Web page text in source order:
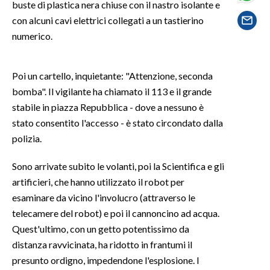
SPETTACOLI
SARDEGNA TURISMO
SARDI NEL MONDO
EVENTI
3 MINUTI CON
INSULARITÀ
buste di plastica nera chiuse con il nastro isolante e
con alcuni cavi elettrici collegati a un tastierino
numerico.
Poi un cartello, inquietante: "Attenzione, seconda
bomba". Il vigilante ha chiamato il 113 e il grande
stabile in piazza Repubblica - dove a nessuno è
stato consentito l'accesso - è stato circondato dalla
polizia.
Sono arrivate subito le volanti, poi la Scientifica e gli
artificieri, che hanno utilizzato il robot per
esaminare da vicino l'involucro (attraverso le
telecamere del robot) e poi il cannoncino ad acqua.
Quest'ultimo, con un getto potentissimo da
distanza ravvicinata, ha ridotto in frantumi il
presunto ordigno, impedendone l'esplosione. I